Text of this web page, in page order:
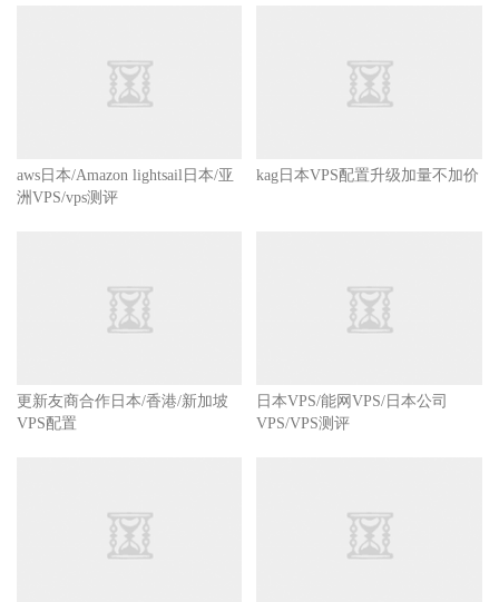
-------------------------------------------------------
----------
aws日本/Amazon lightsail日本/亚
洲VPS/vps测评
kag日本VPS配置升级加量不加价
更新友商合作日本/香港/新加坡
VPS配置
日本VPS/能网VPS/日本公司
VPS/VPS测评